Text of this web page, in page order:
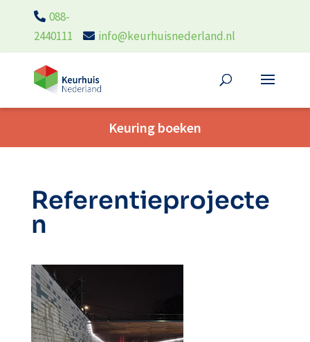
088-
2440111
info@keurhuisnederland.nl
Keuring boeken
Referentieprojecte
n